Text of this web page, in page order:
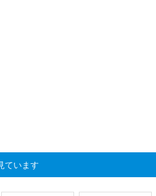
ています